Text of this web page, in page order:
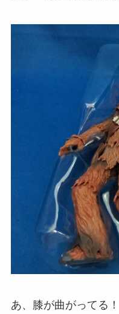
あ、膝が曲がってる！